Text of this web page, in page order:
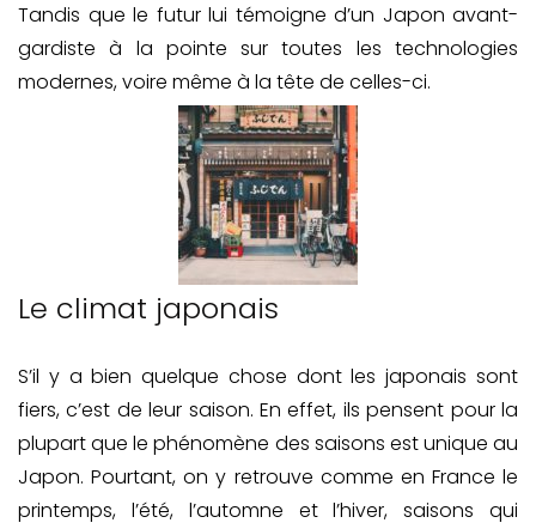
Tandis que le futur lui témoigne d’un Japon avant-
gardiste à la pointe sur toutes les technologies
modernes, voire même à la tête de celles-ci.
Le climat japonais
S’il y a bien quelque chose dont les japonais sont
fiers, c’est de leur saison. En effet, ils pensent pour la
plupart que le phénomène des saisons est unique au
Japon. Pourtant, on y retrouve comme en France le
printemps, l’été, l’automne et l’hiver, saisons qui